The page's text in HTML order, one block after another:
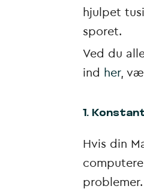
hjulpet
sporet.
Ved du
ind her,
1.
Hvis din